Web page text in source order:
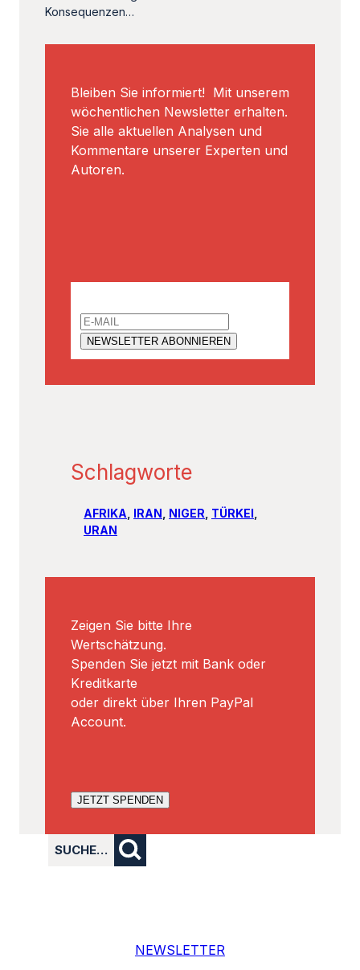
Konsequenzen…
Bleiben Sie informiert! Mit unserem
wöchentlichen Newsletter erhalten.
Sie alle aktuellen Analysen und
Kommentare unserer Experten und
Autoren.
Schlagworte
AFRIKA IRAN NIGER TÜRKEI
URAN
Zeigen Sie bitte Ihre
Wertschätzung.
Spenden Sie jetzt mit Bank oder
Kreditkarte
oder direkt über Ihren PayPal
Account.
JETZT SPENDEN
SUCHE…
NEWSLETTER